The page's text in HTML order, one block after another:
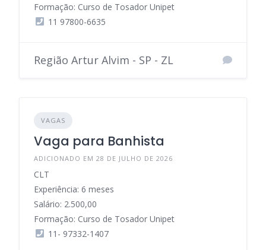
Formação: Curso de Tosador Unipet
11 97800-6635
Região Artur Alvim - SP - ZL
VAGAS
Vaga para Banhista
ADICIONADO EM 28 DE JULHO DE 2026
CLT
Experiência: 6 meses
Salário: 2.500,00
Formação: Curso de Tosador Unipet
11- 97332-1407